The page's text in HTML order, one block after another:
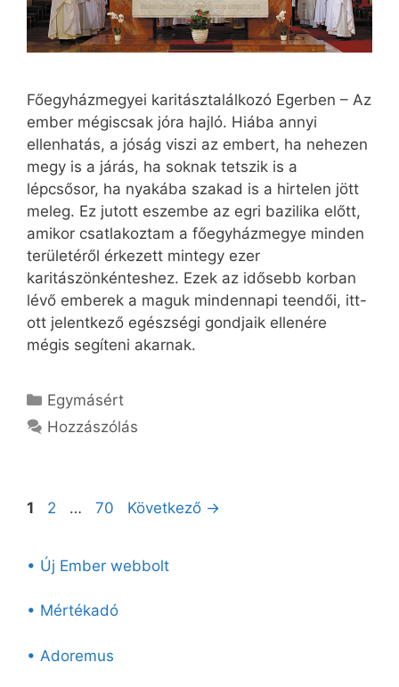
Főegyházmegyei karitásztalálkozó Egerben – Az
ember mégiscsak jóra hajló. Hiába annyi
ellenhatás, a jóság viszi az embert, ha nehezen
megy is a járás, ha soknak tetszik is a
lépcsősor, ha nyakába szakad is a hirtelen jött
meleg. Ez jutott eszembe az egri bazilika előtt,
amikor csatlakoztam a főegyházmegye minden
területéről érkezett mint­egy ezer
karitászönkénteshez. Ezek az idősebb korban
lévő emberek a maguk mindennapi teendői, itt-
ott jelentkező egészségi gondjaik ellenére
mégis segíteni akarnak.
Kategória
Egymásért
Hozzászólás
Oldal
1 Oldal
2 … Oldal
70 Következő →
• Új Ember webbolt
• Mértékadó
• Adoremus